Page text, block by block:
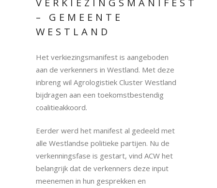
VERKIEZINGSMANIFEST
– GEMEENTE
WESTLAND
Het verkiezingsmanifest is aangeboden
aan de verkenners in Westland. Met deze
inbreng wil Agrologistiek Cluster Westland
bijdragen aan een toekomstbestendig
coalitieakkoord.
Eerder werd het manifest al gedeeld met
alle Westlandse politieke partijen. Nu de
verkenningsfase is gestart, vind ACW het
belangrijk dat de verkenners deze input
meenemen in hun gesprekken en